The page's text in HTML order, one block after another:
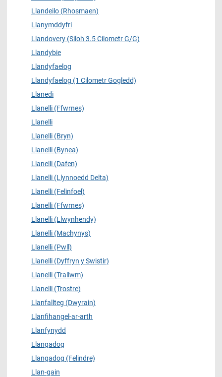
Llandeilo (Rhosmaen)
Llanymddyfri
Llandovery (Siloh 3.5 Cilometr G/G)
Llandybie
Llandyfaelog
Llandyfaelog (1 Cilometr Gogledd)
Llanedi
Llanelli (Ffwrnes)
Llanelli
Llanelli (Bryn)
Llanelli (Bynea)
Llanelli (Dafen)
Llanelli (Llynnoedd Delta)
Llanelli (Felinfoel)
Llanelli (Ffwrnes)
Llanelli (Llwynhendy)
Llanelli (Machynys)
Llanelli (Pwll)
Llanelli (Dyffryn y Swistir)
Llanelli (Trallwm)
Llanelli (Trostre)
Llanfallteg (Dwyrain)
Llanfihangel-ar-arth
Llanfynydd
Llangadog
Llangadog (Felindre)
Llan-gain